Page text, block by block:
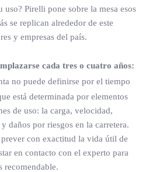
Pirelli pone sobre la mesa esos
se replican alrededor de este
y empresas del país.
cada tres o cuatro años:
no puede definirse por el tiempo
está determinada por elementos
de uso: la carga, velocidad,
daños por riesgos en la carretera.
con exactitud la vida útil de
en contacto con el experto para
recomendable.